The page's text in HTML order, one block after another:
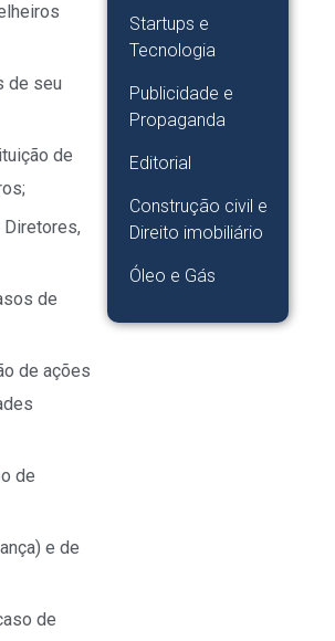
de seu
de
Diretores,
de
de ações
de
e de
de
Startups e
Tecnologia
Publicidade e
Propaganda
Editorial
Construção civil e
Direito imobiliário
Óleo e Gás